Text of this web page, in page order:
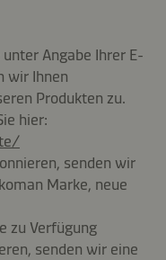
Angabe Ihrer E-
wir Ihnen
Produkten zu.
hier:
senden wir
Marke, neue
zu Verfügung
senden wir eine